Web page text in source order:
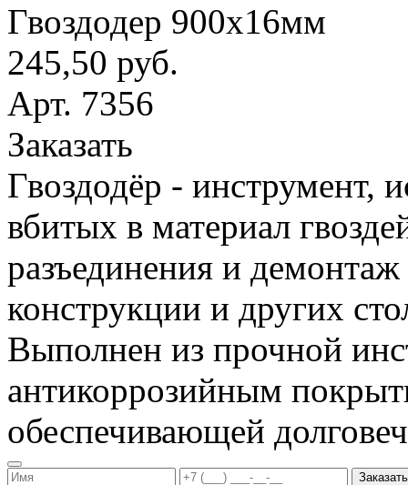
Гвоздодер 900х16мм
245,50 руб.
Арт. 7356
Заказать
Гвоздодёр - инструмент,
вбитых в материал
разъединения и
конструкции и других
Выполнен из прочной
антикоррозийным
обеспечивающей
Заказать